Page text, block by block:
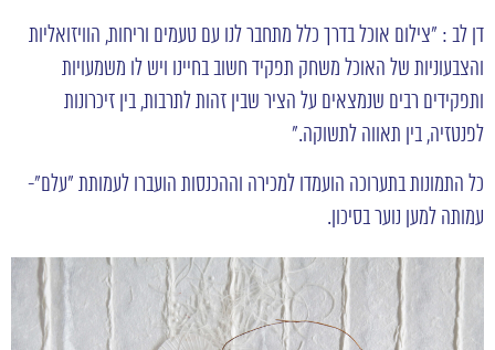
דן לב : "צילום אוכל בדרך כלל מתחבר לנו עם טעמים וריחות, הוויזואליות
והצבעוניות של האוכל משחק תפקיד חשוב בחיינו ויש לו משמעויות
ותפקידים רבים שנמצאים על הציר שבין זהות לתרבות, בין זיכרונות
לפנטזיה, בין תאווה לתשוקה."
כל התמונות בתערוכה הועמדו למכירה וההכנסות הועברו לעמותת "עלם"-
עמותה למען נוער בסיכון.